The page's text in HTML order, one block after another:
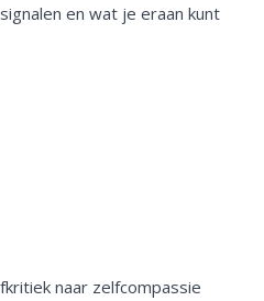
en wat je eraan kunt
naar zelfcompassie